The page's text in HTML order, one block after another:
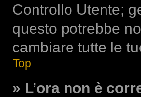
Controllo Utente;
questo potrebbe
cambiare tutte le
Top
» L’ora non è